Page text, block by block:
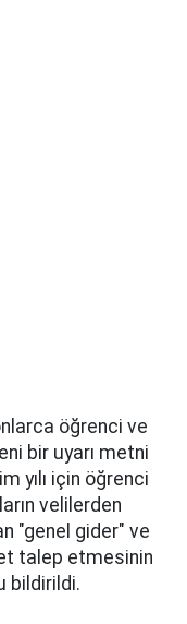
öğrenci ve
bir uyarı metni
yılı için öğrenci
velilerden
"genel gider" ve
talep etmesinin
bildirildi.